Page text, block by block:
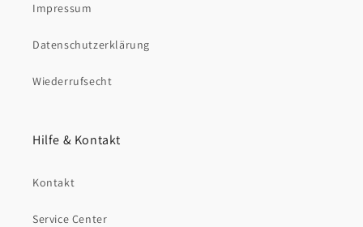
Impressum
Datenschutzerklärung
Wiederrufsecht
Hilfe & Kontakt
Kontakt
Service Center